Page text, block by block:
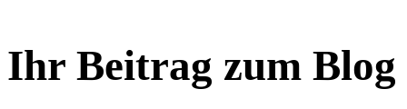
Ihr Beitrag zum Blog